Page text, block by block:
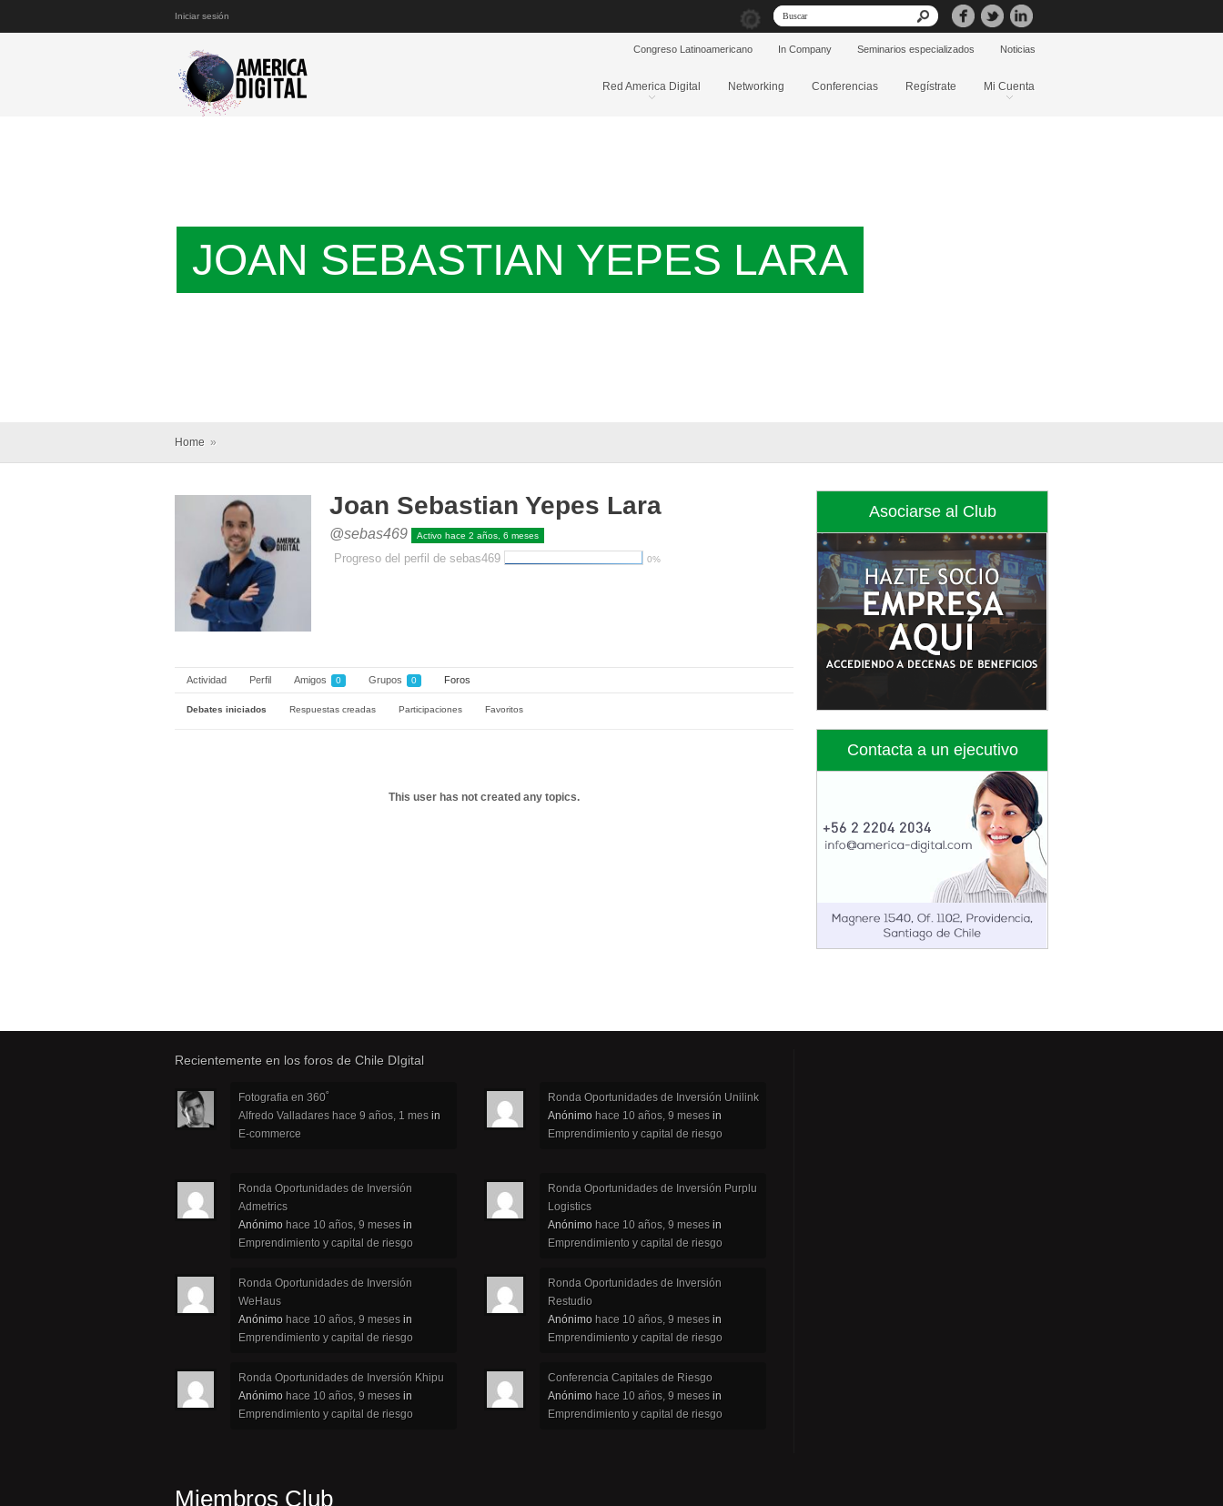
Congreso Latinoamericano In Company Seminarios especializados Noticias
Red America Digital Networking Conferencias Regístrate Mi Cuenta
JOAN SEBASTIAN YEPES LARA
Home »
Joan Sebastian Yepes Lara
@sebas469 Activo hace 2 años, 6 meses
Progreso del perfil de sebas469 0%
Actividad Perfil Amigos 0 Grupos 0 Foros
Debates iniciados Respuestas creadas Participaciones Favoritos
This user has not created any topics.
Asociarse al Club
Contacta a un ejecutivo
Recientemente en los foros de Chile DIgital
Fotografia en 360˚
Alfredo Valladares hace 9 años, 1 mes in
E-commerce
Ronda Oportunidades de Inversión Unilink
Anónimo hace 10 años, 9 meses in
Emprendimiento y capital de riesgo
Ronda Oportunidades de Inversión
Admetrics
Anónimo hace 10 años, 9 meses in
Emprendimiento y capital de riesgo
Ronda Oportunidades de Inversión Purplu
Logistics
Anónimo hace 10 años, 9 meses in
Emprendimiento y capital de riesgo
Ronda Oportunidades de Inversión
WeHaus
Anónimo hace 10 años, 9 meses in
Emprendimiento y capital de riesgo
Ronda Oportunidades de Inversión
Restudio
Anónimo hace 10 años, 9 meses in
Emprendimiento y capital de riesgo
Ronda Oportunidades de Inversión Khipu
Anónimo hace 10 años, 9 meses in
Emprendimiento y capital de riesgo
Conferencia Capitales de Riesgo
Anónimo hace 10 años, 9 meses in
Emprendimiento y capital de riesgo
Miembros Club
Iniciar sesión